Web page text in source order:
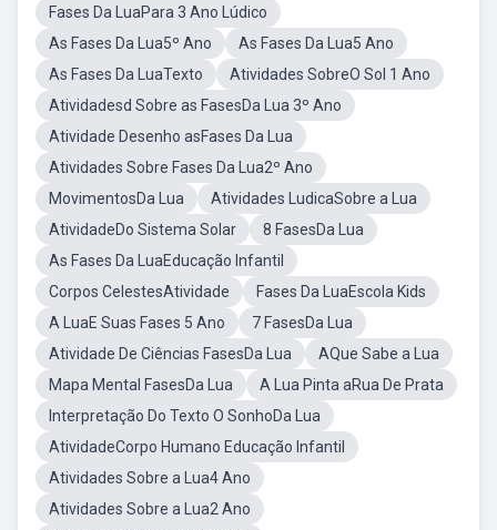
Fases Da LuaPara 3 Ano Lúdico
As Fases Da Lua5º Ano
As Fases Da Lua5 Ano
As Fases Da LuaTexto
Atividades SobreO Sol 1 Ano
Atividadesd Sobre as FasesDa Lua 3º Ano
Atividade Desenho asFases Da Lua
Atividades Sobre Fases Da Lua2º Ano
MovimentosDa Lua
Atividades LudicaSobre a Lua
AtividadeDo Sistema Solar
8 FasesDa Lua
As Fases Da LuaEducação Infantil
Corpos CelestesAtividade
Fases Da LuaEscola Kids
A LuaE Suas Fases 5 Ano
7 FasesDa Lua
Atividade De Ciências FasesDa Lua
AQue Sabe a Lua
Mapa Mental FasesDa Lua
A Lua Pinta aRua De Prata
Interpretação Do Texto O SonhoDa Lua
AtividadeCorpo Humano Educação Infantil
Atividades Sobre a Lua4 Ano
Atividades Sobre a Lua2 Ano